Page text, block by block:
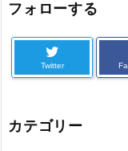
フォローする
Twitter
カテゴリー